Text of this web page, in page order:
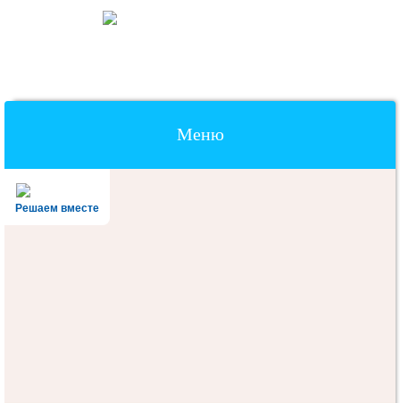
Меню
Наверх
Решаем вместе